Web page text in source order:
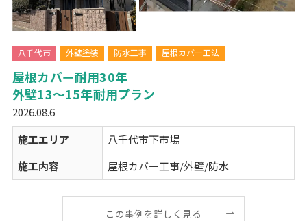
八千代市 外壁塗装 防水工事 屋根カバー工法
屋根カバー耐用30年
外壁13～15年耐用プラン
2026.08.6
施工エリア
八千代市下市場
施工内容
屋根カバー工事/外壁/防水
この事例を詳しく見る